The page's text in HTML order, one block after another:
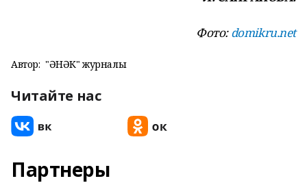
Фото:domikru.net
Автор: "ҺӘНӘК" журналы
Читайте нас
Партнеры